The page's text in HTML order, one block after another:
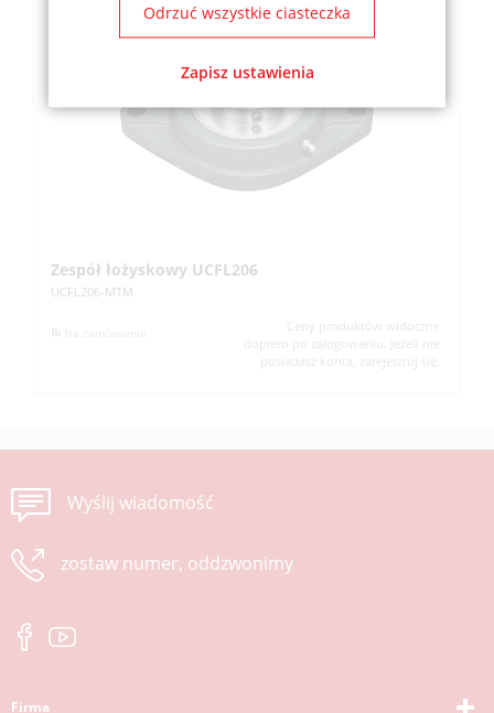
Zespół łożyskowy UCFL206
UCFL206-MTM
Ceny produktów widoczne
dopiero po zalogowaniu. Jeżeli nie
posiadasz konta, zarejestruj się.
Wyślij wiadomość
zostaw numer, oddzwonimy
Firma
Odrzuć wszystkie ciasteczka
Zapisz ustawienia